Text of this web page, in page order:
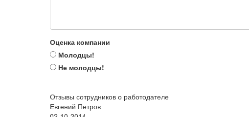
Оценка компании
Молодцы!
Не молодцы!
Отзывы сотрудников о работодателе
Евгений Петров